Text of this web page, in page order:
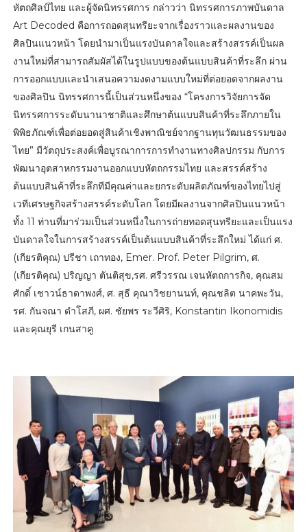
หัตถศิลป์ไทย และผู้จัดนิทรรศการ กล่าวว่า นิทรรศการภาพบันดาล
Art Decoded คือการถอดสุนทรียะจากเรื่องราวและผลงานของ
ศิลปินแนวหน้า โดยนำมาเป็นแรงบันดาลใจและสร้างสรรค์เป็นผล
งานใหม่ที่สามารถสัมผัสได้ในรูปแบบของต้นแบบสินค้าที่ระลึก ผ่าน
การออกแบบและนำเสนอความงดงามแบบใหม่ที่ต่อยอดจากผลงาน
ของศิลปิน นิทรรศการนี้เป็นส่วนหนึ่งของ “โครงการวิจัยการจัด
นิทรรศการระดับนานาชาติและศึกษาต้นแบบสินค้าที่ระลึกภายใน
พิพิธภัณฑ์เพื่อต่อยอดสู่สินค้าเชิงพาณิชย์จากฐานทุนวัฒนธรรมของ
ไทย” มีวัตถุประสงค์เพื่อบูรณาการการทำงานทางศิลปกรรม กับการ
พัฒนาอุตสาหกรรมงานออกแบบหัตถกรรมไทย และสรรค์สร้าง
ต้นแบบสินค้าที่ระลึกทีมีคุณค่าและยกระดับผลิตภัณฑ์ของไทยไปสู่
เวทีเศรษฐกิจสร้างสรรค์ระดับโลก โดยมีผลงานจากศิลปินแนวหน้า
ทั้ง 11 ท่านที่มาร่วมเป็นส่วนหนึ่งในการถ่ายทอดสุนทรียะและเป็นแรง
บันดาลใจในการสร้างสรรค์เป็นต้นแบบสินค้าที่ระลึกใหม่ ได้แก่ ศ.
(เกียรติคุณ) ปรีชา เถาทอง, Emer. Prof. Peter Pilgrim, ศ.
(เกียรติคุณ) ปริญญา ตันติสุข,รศ. ศรีวรรณ เจนหัตถการกิจ, คุณสม
ศักดิ์ เชาวน์ธาดาพงศ์, ศ. สุธี คุณาวิชยานนท์, คุณชลิต นาคพะวัน,
รศ. กันจณา ดำโสภี, ผศ. ชัยพร ระวีศิริ, Konstantin Ikonomidis
และคุณยุรี เกนสาคู